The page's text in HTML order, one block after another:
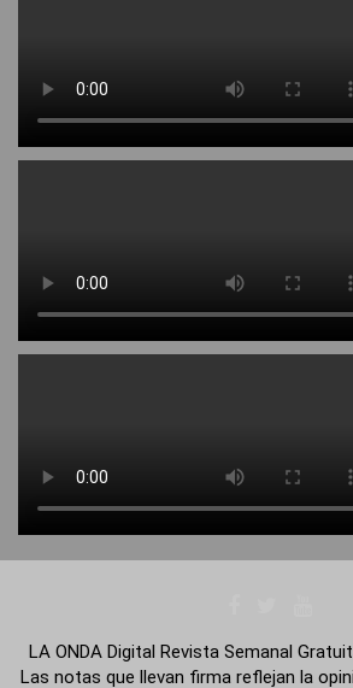
LA ONDA Digital Revista Semanal
Las notas que llevan firma reflejan la